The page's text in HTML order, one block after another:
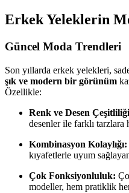
Erkek Yeleklerin
Güncel Moda Trendleri
Son yıllarda erkek yelekleri,
şık ve modern bir görünüm
Özellikle:
Renk ve Desen
desenler ile farklı tarzlara
Kombinasyon Kolaylığı:
kıyafetlerle uyum
Çok Fonksiyonluluk:
modeller, hem pratiklik